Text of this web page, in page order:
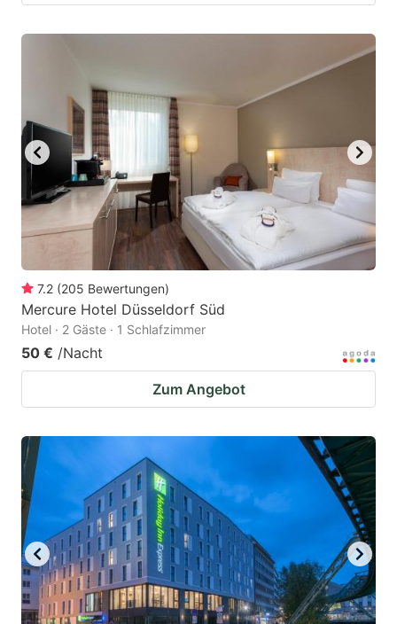
7.2 (205 Bewertungen)
Mercure Hotel Düsseldorf Süd
Hotel · 2 Gäste · 1 Schlafzimmer
50 € /Nacht
Zum Angebot